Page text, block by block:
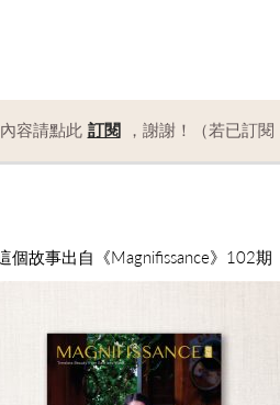
容請點此 訂閱 ，謝謝！（若已訂閱
個故事出自《Magnifissance》102期